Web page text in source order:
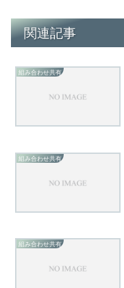
関連記事
組み合わせ共有
組み合わせ共有
組み合わせ共有